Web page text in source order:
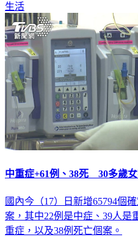
生活
中重症+61例、38死 30多歲
國內今（17）日新增65794個
案，其中22例是中症、39人是
重症，以及38例死亡個案。